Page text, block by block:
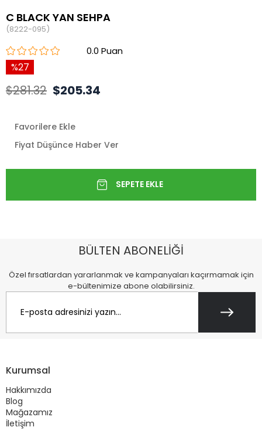
C BLACK YAN SEHPA
(8222-095)
0.0
27
$281.32 $205.34
Favorilere Ekle
Fiyat Düşünce Haber Ver
BÜLTEN ABONELİĞİ
Özel fırsatlardan yararlanmak ve kampanyaları kaçırmamak için
e-bültenimize abone olabilirsiniz.
Kurumsal
Hakkımızda
Blog
Mağazamız
İletişim